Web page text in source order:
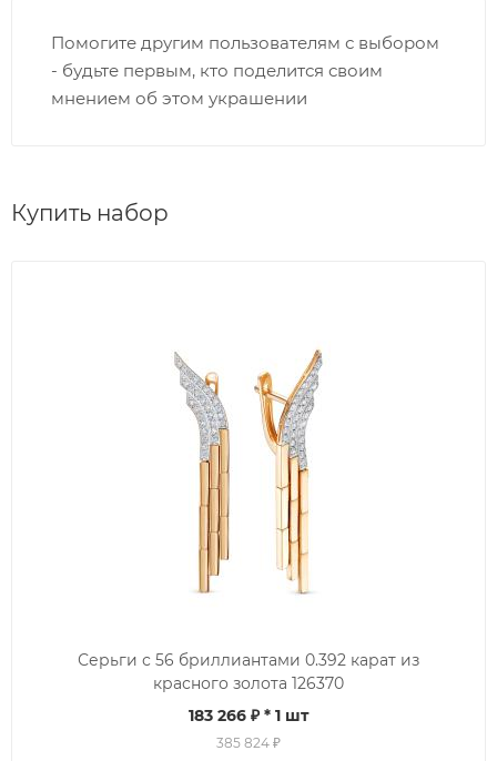
Помогите другим пользователям с выбором
- будьте первым, кто поделится своим
мнением об этом украшении
Купить набор
Серьги с 56 бриллиантами 0.392 карат из
красного золота 126370
183 266 ₽ * 1 шт
385 824 ₽